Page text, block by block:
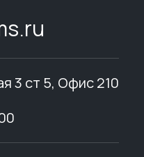
3 ст 5, Офис 210